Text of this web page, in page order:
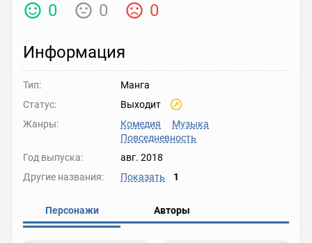
0 0 0
Информация
Тип:
Манга
Статус:
Выходит
Жанры:
Комедия
Музыка
Повседневность
Год выпуска:
авг. 2018
Другие названия:
Показать 1
Персонажи Авторы